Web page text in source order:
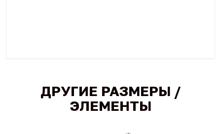
ДРУГИЕ РАЗМЕРЫ /
ЭЛЕМЕНТЫ